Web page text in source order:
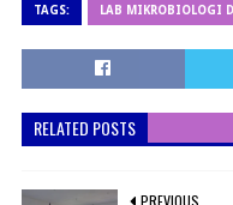
TAGS: LAB MIKROBIOLOGI
RELATED POSTS
PREVIOUS